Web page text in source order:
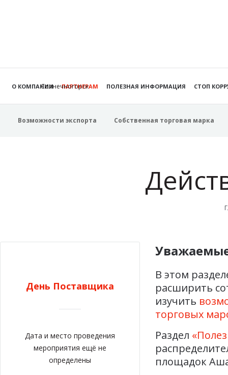
Солнечногорск
О КОМПАНИИ ПАРТНЕРАМ ПОЛЕЗНАЯ ИНФОРМАЦИЯ СТОП
Возможности экспорта Собственная торговая марка
День Поставщика
Дата и место проведения
мероприятия ещё не
определены
В этом
расширить
изучить
торговых
Раздел
площадок